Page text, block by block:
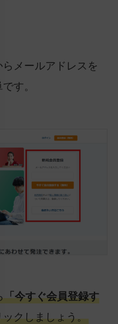
メールアドレスを
す。
「今すぐ会員登録す
クしましょう。